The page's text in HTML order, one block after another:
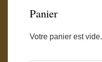
Panier
Votre panier est vide.